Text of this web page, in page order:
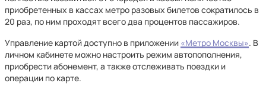
приобретенных в кассах метро разовых билетов сократилось в
20 раз, по ним проходят всего два процентов пассажиров.
Управление картой доступно в приложении «Метро Москвы». В
личном кабинете можно настроить режим автопополнения,
приобрести абонемент, а также отслеживать поездки и
операции по карте.